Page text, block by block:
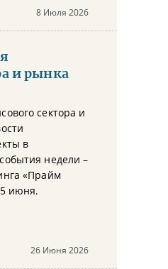
8 Июля 2026
и рынка
сектора и
в
недели –
«Прайм
июня.
26 Июня 2026